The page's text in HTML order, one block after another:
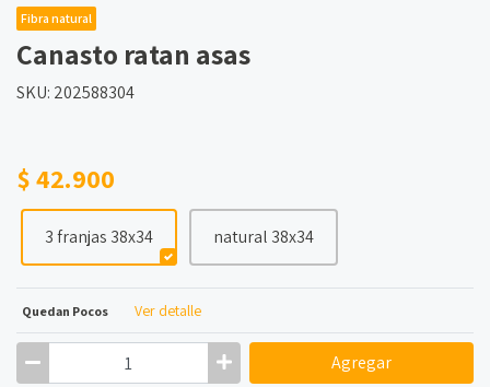
Fibra natural
Canasto ratan asas
SKU: 202588304
$ 42.900
3 franjas 38x34 natural 38x34
Quedan Pocos Ver detalle
Agregar